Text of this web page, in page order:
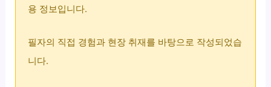
용 정보입니다.
필자의 직접 경험과 현장 취재를 바탕으로 작성되었습
니다.